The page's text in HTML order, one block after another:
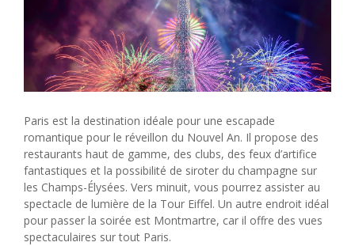
Paris est la destination idéale pour une escapade
romantique pour le réveillon du Nouvel An. Il propose des
restaurants haut de gamme, des clubs, des feux d’artifice
fantastiques et la possibilité de siroter du champagne sur
les Champs-Élysées. Vers minuit, vous pourrez assister au
spectacle de lumière de la Tour Eiffel. Un autre endroit idéal
pour passer la soirée est Montmartre, car il offre des vues
spectaculaires sur tout Paris.